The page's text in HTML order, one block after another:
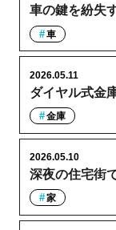
車の鍵を紛失
車
ダイヤル式金
2026.05.11
金庫
深夜の住宅街
2026.05.10
家